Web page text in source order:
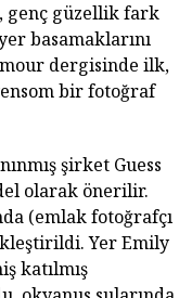
genç güzellik fark
basamaklarını
dergisinde ilk,
bir fotoğraf
şirket Guess
olarak önerilir.
(emlak fotoğrafçı
Yer Emily
katılmış